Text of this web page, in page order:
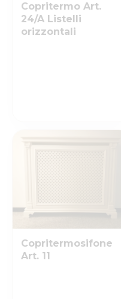
Copritermo Art.
24/A Listelli
orizzontali
Copritermosifone
Art. 11